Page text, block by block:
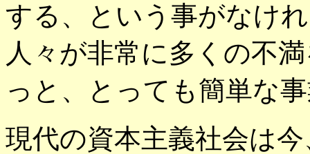
する、という事がなけ
人々が非常に多くの不
っと、とっても簡単な
現代の資本主義社会は